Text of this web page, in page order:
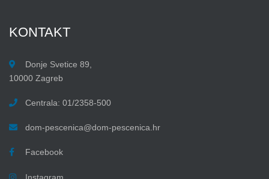
KONTAKT
Donje Svetice 89,
10000 Zagreb
Centrala: 01/2358-500
dom-pescenica@dom-pescenica.hr
Facebook
Instagram